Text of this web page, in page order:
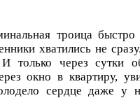
троица быстро
хватились не
И только через сутки
окно в квартиру,
сердце даже у